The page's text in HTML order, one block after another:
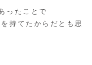
ったことで
持てたからだとも思